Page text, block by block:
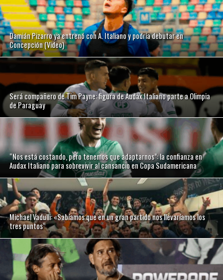
Damián Pizarro ya entrenó con A. Italiano y podría debutar en
Concepción (Video)
Será compañero de Tim Payne: figura de Audax Italiano parte a Olimpia
de Paraguay
“Nos está costando, pero tenemos que adaptarnos”: la confianza en
Audax Italiano para sobrevivir al cansancio en Copa Sudamericana
Michael Vadulli: «Sabíamos que en un gran partido nos llevaríamos los
tres puntos“